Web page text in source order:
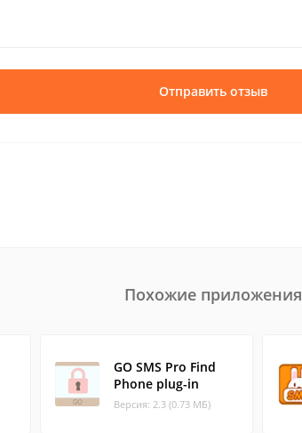
Отправить отзыв
Похожие приложения
GO SMS Pro Find
Phone plug-in
Версия: 2.3 (0.73 МБ)